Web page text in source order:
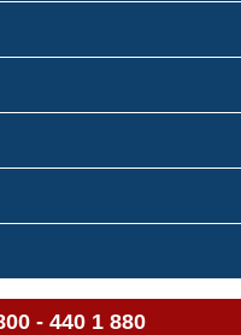
- 440 1 880